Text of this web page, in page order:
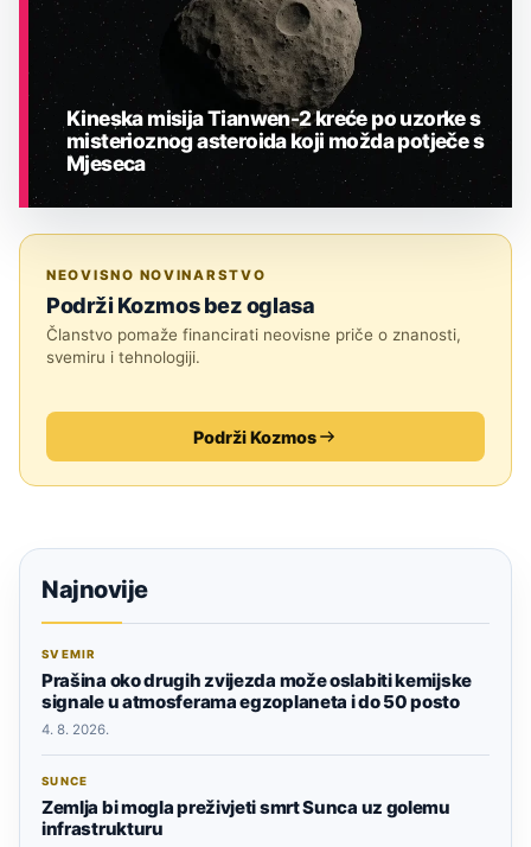
Kineska misija Tianwen-2 kreće po uzorke s
misterioznog asteroida koji možda potječe s
Mjeseca
NEOVISNO NOVINARSTVO
Podrži Kozmos bez oglasa
Članstvo pomaže financirati neovisne priče o znanosti,
svemiru i tehnologiji.
Podrži Kozmos
Najnovije
SVEMIR
Prašina oko drugih zvijezda može oslabiti kemijske
signale u atmosferama egzoplaneta i do 50 posto
4. 8. 2026.
SUNCE
Zemlja bi mogla preživjeti smrt Sunca uz golemu
infrastrukturu